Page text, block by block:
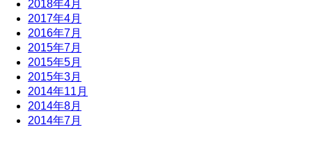
2018年4月
2017年4月
2016年7月
2015年7月
2015年5月
2015年3月
2014年11月
2014年8月
2014年7月